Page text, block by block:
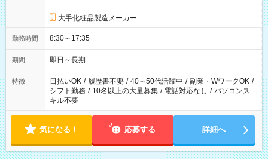
…
大手化粧品製造メーカー
勤務時間 8:30～17:35
期間 即日～長期
特徴 日払いOK / 履歴書不要 / 40～50代活躍中 / 副業・WワークOK /
シフト勤務 / 10名以上の大量募集 / 電話対応なし / パソコンス
キル不要
気になる！ 応募する 詳細へ